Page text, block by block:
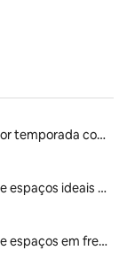
Aluguéis por temporada com acesso à praia
Aluguéis de espaços ideais para famílias
Aluguéis de espaços em frente à praia